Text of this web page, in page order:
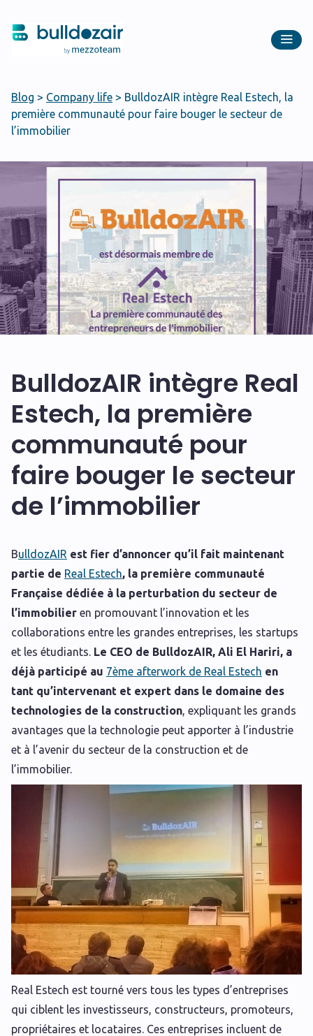
Blog > Company life > BulldozAIR intègre Real Estech, la
première communauté pour faire bouger le secteur de
l’immobilier
BulldozAIR intègre Real
Estech, la première
communauté pour
faire bouger le secteur
de l’immobilier
BulldozAIR est fier d’annoncer qu’il fait maintenant
partie de Real Estech, la première communauté
Française dédiée à la perturbation du secteur de
l’immobilier en promouvant l’innovation et les
collaborations entre les grandes entreprises, les startups
et les étudiants. Le CEO de BulldozAIR, Ali El Hariri, a
déjà participé au 7ème afterwork de Real Estech en
tant qu’intervenant et expert dans le domaine des
technologies de la construction, expliquant les grands
avantages que la technologie peut apporter à l’industrie
et à l’avenir du secteur de la construction et de
l’immobilier.
Real Estech est tourné vers tous les types d’entreprises
qui ciblent les investisseurs, constructeurs, promoteurs,
propriétaires et locataires. Ces entreprises incluent de